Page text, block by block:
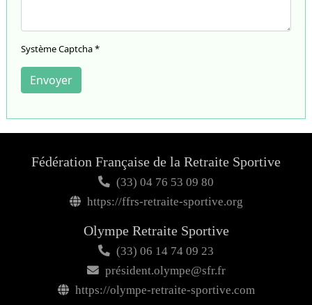
Système Captcha*
Envoyer
Fédération Française de la Retraite Sportive
(33) 04 76 53 09 80
https://ffrs-retraite-sportive.org
Olympe Retraite Sportive
(33) 06 14 74 09 23
président.olympe@sfr.fr
https://olympe-retraite-sportive.com